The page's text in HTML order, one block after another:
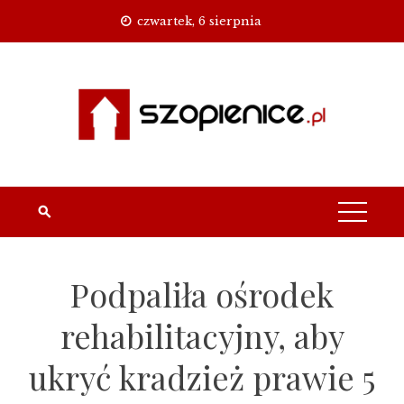
czwartek, 6 sierpnia
Podpaliła ośrodek
rehabilitacyjny, aby
ukryć kradzież prawie 5